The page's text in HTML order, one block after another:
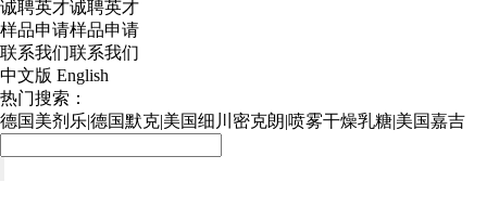
诚聘英才诚聘英才
样品申请样品申请
联系我们联系我们
中文版 English
热门搜索：
德国美剂乐|德国默克|美国细川密克朗|喷雾干燥乳糖|美国嘉吉